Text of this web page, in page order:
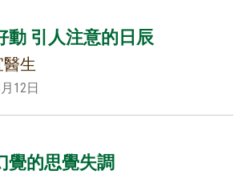
動 引人注意的日辰
生
12日
覺的思覺失調